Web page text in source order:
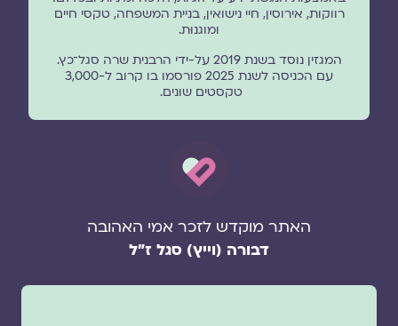
רווקות, אירוסין, חיי נישואין, בניית המשפחה, טקסי חיים
ומוגנוּת.
המגזין נוסד בשנת 2019 על-ידי הרבנית שרה סגל־כץ.
עם הכניסה לשנת 2025 פורסמו בו קרוב ל-3,000
טקסטים שונים.
האתר מוקדש לזכר אמי האהובה
דבורה (וייץ) סגל ז"ל